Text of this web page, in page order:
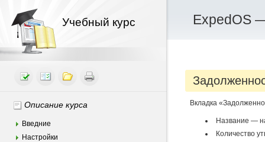
Учебный курс ExpedOS
Описание курса
Введние
Настройки
Вкладка
Название —
Количество